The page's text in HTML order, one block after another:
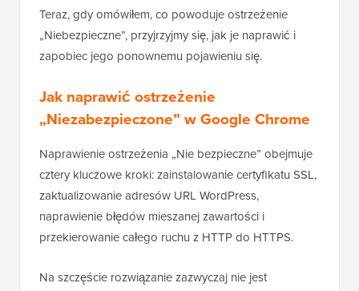
Teraz, gdy omówiłem, co powoduje ostrzeżenie
„Niebezpieczne”, przyjrzyjmy się, jak je naprawić i
zapobiec jego ponownemu pojawieniu się.
Jak naprawić ostrzeżenie
„Niezabezpieczone” w Google Chrome
Naprawienie ostrzeżenia „Nie bezpieczne” obejmuje
cztery kluczowe kroki: zainstalowanie certyfikatu SSL,
zaktualizowanie adresów URL WordPress,
naprawienie błędów mieszanej zawartości i
przekierowanie całego ruchu z HTTP do HTTPS.
Na szczęście rozwiązanie zazwyczaj nie jest